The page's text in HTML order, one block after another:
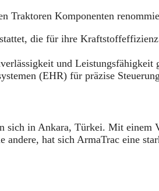
Traktoren Komponenten
die für ihre
und Leistungsfähigkeit
(EHR) für präzise
sich in Ankara, Türkei. Mit einem
hat sich ArmaTrac eine